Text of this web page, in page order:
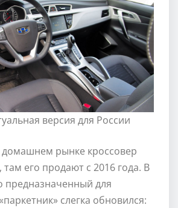
версия для России
рынке кроссовер
там его продают с 2016 года. В
предназначенный для
слегка обновился: